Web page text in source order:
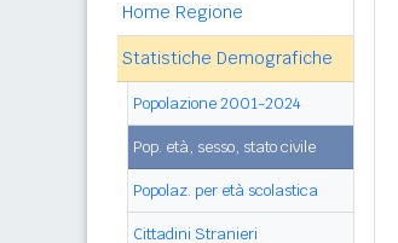
Home Regione
Statistiche Demografiche
Popolazione 2001-2024
Pop. età, sesso, stato civile
Popolaz. per età scolastica
Cittadini Stranieri